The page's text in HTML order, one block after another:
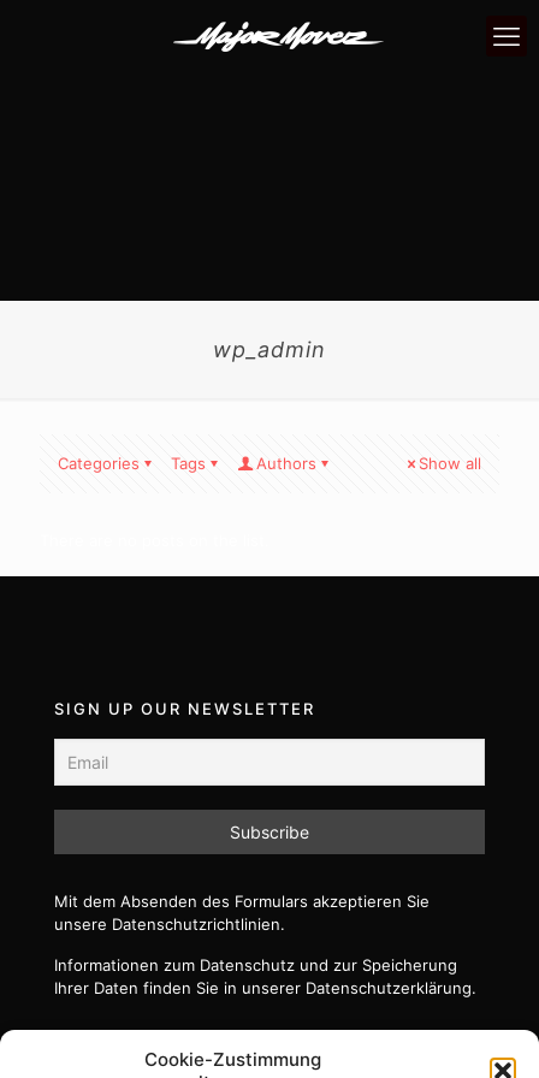
Cookie-Zustimmung
wp_admin
Categories Tags Authors Show all
SIGN UP OUR NEWSLETTER
Mit dem Absenden des Formulars akzeptieren Sie
unsere Datenschutzrichtlinien.
Informationen zum Datenschutz und zur Speicherung
Ihrer Daten finden Sie in unserer Datenschutzerklärung.